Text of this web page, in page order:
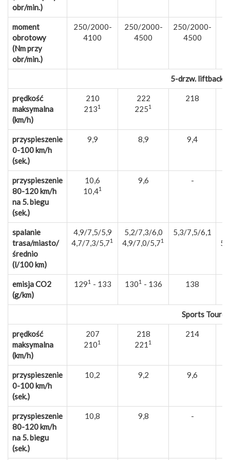
obr/min.)
moment
obrotowy
(Nm przy
obr/min.)
250/2000-
4100
250/2000-
4500
250/2000-
4500
5-drzw. liftback
prędkość
maksymalna
(km/h)
210
2131
222
2251
218
przyspieszenie
0-100 km/h
(sek.)
9,9 8,9 9,4
przyspieszenie
80-120 km/h
na 5. biegu
(sek.)
10,6
10,41
9,6 -
spalanie
trasa/miasto/
średnio
(l/100 km)
4,9/7,5/5,9
4,7/7,3/5,71
5,2/7,3/6,0
4,9/7,0/5,71
5,3/7,5/6,1
emisja CO2
(g/km)
1291 - 133 1301 - 136 138
Sports Tourer
prędkość
maksymalna
(km/h)
207
2101
218
221 1
214
przyspieszenie
0-100 km/h
(sek.)
10,2 9,2 9,6
przyspieszenie
80-120 km/h
na 5. biegu
(sek.)
10,8 9,8 -